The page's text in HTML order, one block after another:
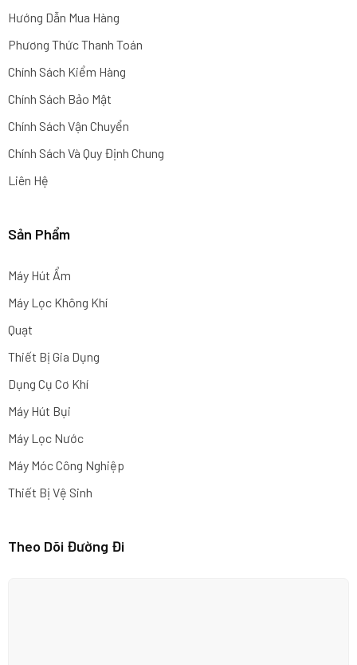
Hướng Dẫn Mua Hàng
Phương Thức Thanh Toán
Chính Sách Kiểm Hàng
Chính Sách Bảo Mật
Chính Sách Vận Chuyển
Chính Sách Và Quy Định Chung
Liên Hệ
Sản Phẩm
Máy Hút Ẩm
Máy Lọc Không Khí
Quạt
Thiết Bị Gia Dụng
Dụng Cụ Cơ Khí
Máy Hút Bụi
Máy Lọc Nước
Máy Móc Công Nghiệp
Thiết Bị Vệ Sinh
Theo Dõi Đường Đi